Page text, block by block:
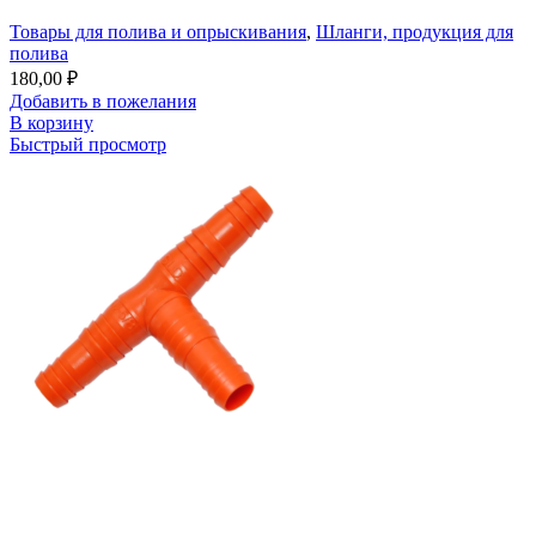
Товары для полива и опрыскивания, Шланги, продукция для
полива
180,00 ₽
Добавить в пожелания
В корзину
Быстрый просмотр